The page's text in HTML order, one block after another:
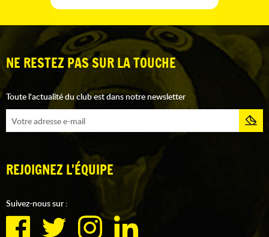
NE RESTEZ PAS SUR LA TOUCHE
Toute l'actualité du club est dans notre newsletter
REJOIGNEZ L'ÉQUIPE
Suivez-nous sur :